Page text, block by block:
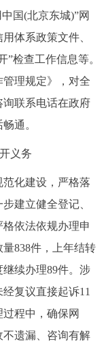
国(北京东城)”网
体系政策文件、
检查工作信息等。
理规定》，对全
询联系电话在政府
通。
义务
化建设，严格落
建立健全登记、
依法依规办理申
838件，上年结转
续办理89件。涉
复议直接起诉11
程中，确保网
遗漏、咨询有解